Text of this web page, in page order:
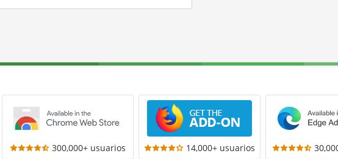
300,000+ usuarios 14,000+ usuarios